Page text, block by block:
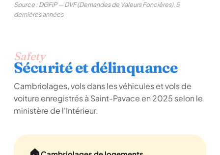
Source : DGFiP — DVF (Demandes de Valeurs Foncières), 5
dernières années
Safety
Sécurité et délinquance
Cambriolages, vols dans les véhicules et vols de
voiture enregistrés à Saint-Pavace en 2025 selon le
ministère de l'Intérieur.